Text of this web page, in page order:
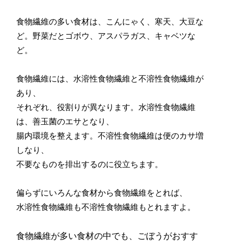
食物繊維の多い食材は、こんにゃく、寒天、大豆な
ど。野菜だとゴボウ、アスパラガス、キャベツな
ど。
食物繊維には、水溶性食物繊維と不溶性食物繊維が
あり、
それぞれ、役割りが異なります。水溶性食物繊維
は、善玉菌のエサとなり、
腸内環境を整えます。不溶性食物繊維は便のカサ増
しなり、
不要なものを排出するのに役立ちます。
偏らずにいろんな食材から食物繊維をとれば、
水溶性食物繊維も不溶性食物繊維もとれますよ。
食物繊維が多い食材の中でも、ごぼうがおすす